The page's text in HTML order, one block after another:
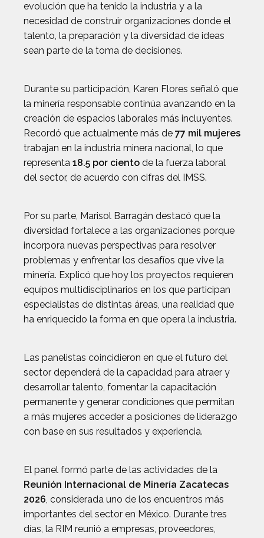
evolución que ha tenido la industria y a la
necesidad de construir organizaciones donde el
talento, la preparación y la diversidad de ideas
sean parte de la toma de decisiones.
Durante su participación, Karen Flores señaló que
la minería responsable continúa avanzando en la
creación de espacios laborales más incluyentes.
Recordó que actualmente más de 77 mil mujeres
trabajan en la industria minera nacional, lo que
representa 18.5 por ciento de la fuerza laboral
del sector, de acuerdo con cifras del IMSS.
Por su parte, Marisol Barragán destacó que la
diversidad fortalece a las organizaciones porque
incorpora nuevas perspectivas para resolver
problemas y enfrentar los desafíos que vive la
minería. Explicó que hoy los proyectos requieren
equipos multidisciplinarios en los que participan
especialistas de distintas áreas, una realidad que
ha enriquecido la forma en que opera la industria.
Las panelistas coincidieron en que el futuro del
sector dependerá de la capacidad para atraer y
desarrollar talento, fomentar la capacitación
permanente y generar condiciones que permitan
a más mujeres acceder a posiciones de liderazgo
con base en sus resultados y experiencia.
El panel formó parte de las actividades de la
Reunión Internacional de Minería Zacatecas
2026, considerada uno de los encuentros más
importantes del sector en México. Durante tres
días, la RIM reunió a empresas, proveedores,